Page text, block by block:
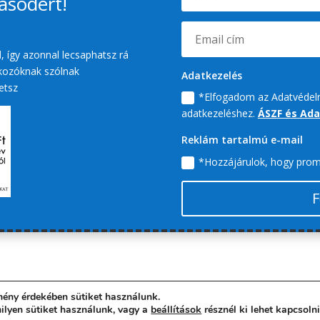
így azonnal lecsaphatsz rá
szólnak
Adatkezelés
*Elfogadom az
adatkezeléshez. ÁSZF és
Reklám tartalmú e-mail
*Hozzájárulok, hogy
-ÁSZF és Adatvédelem - Tel: +36 20 2900 733 - E-mail:
érdekében sütiket használunk.
sütiket használunk, vagy a beállítások résznél ki lehet